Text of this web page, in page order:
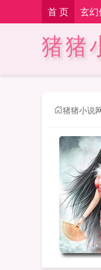
首 页 玄
猪猪
猪猪小说